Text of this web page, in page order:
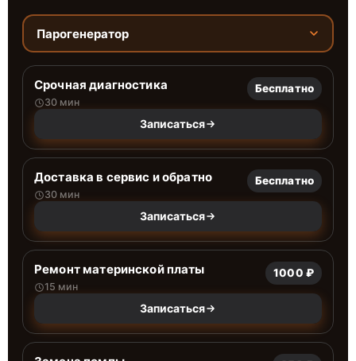
Парогенератор
Срочная диагностика
30 мин
Бесплатно
Записаться
Доставка в сервис и обратно
30 мин
Бесплатно
Записаться
Ремонт материнской платы
15 мин
1000 ₽
Записаться